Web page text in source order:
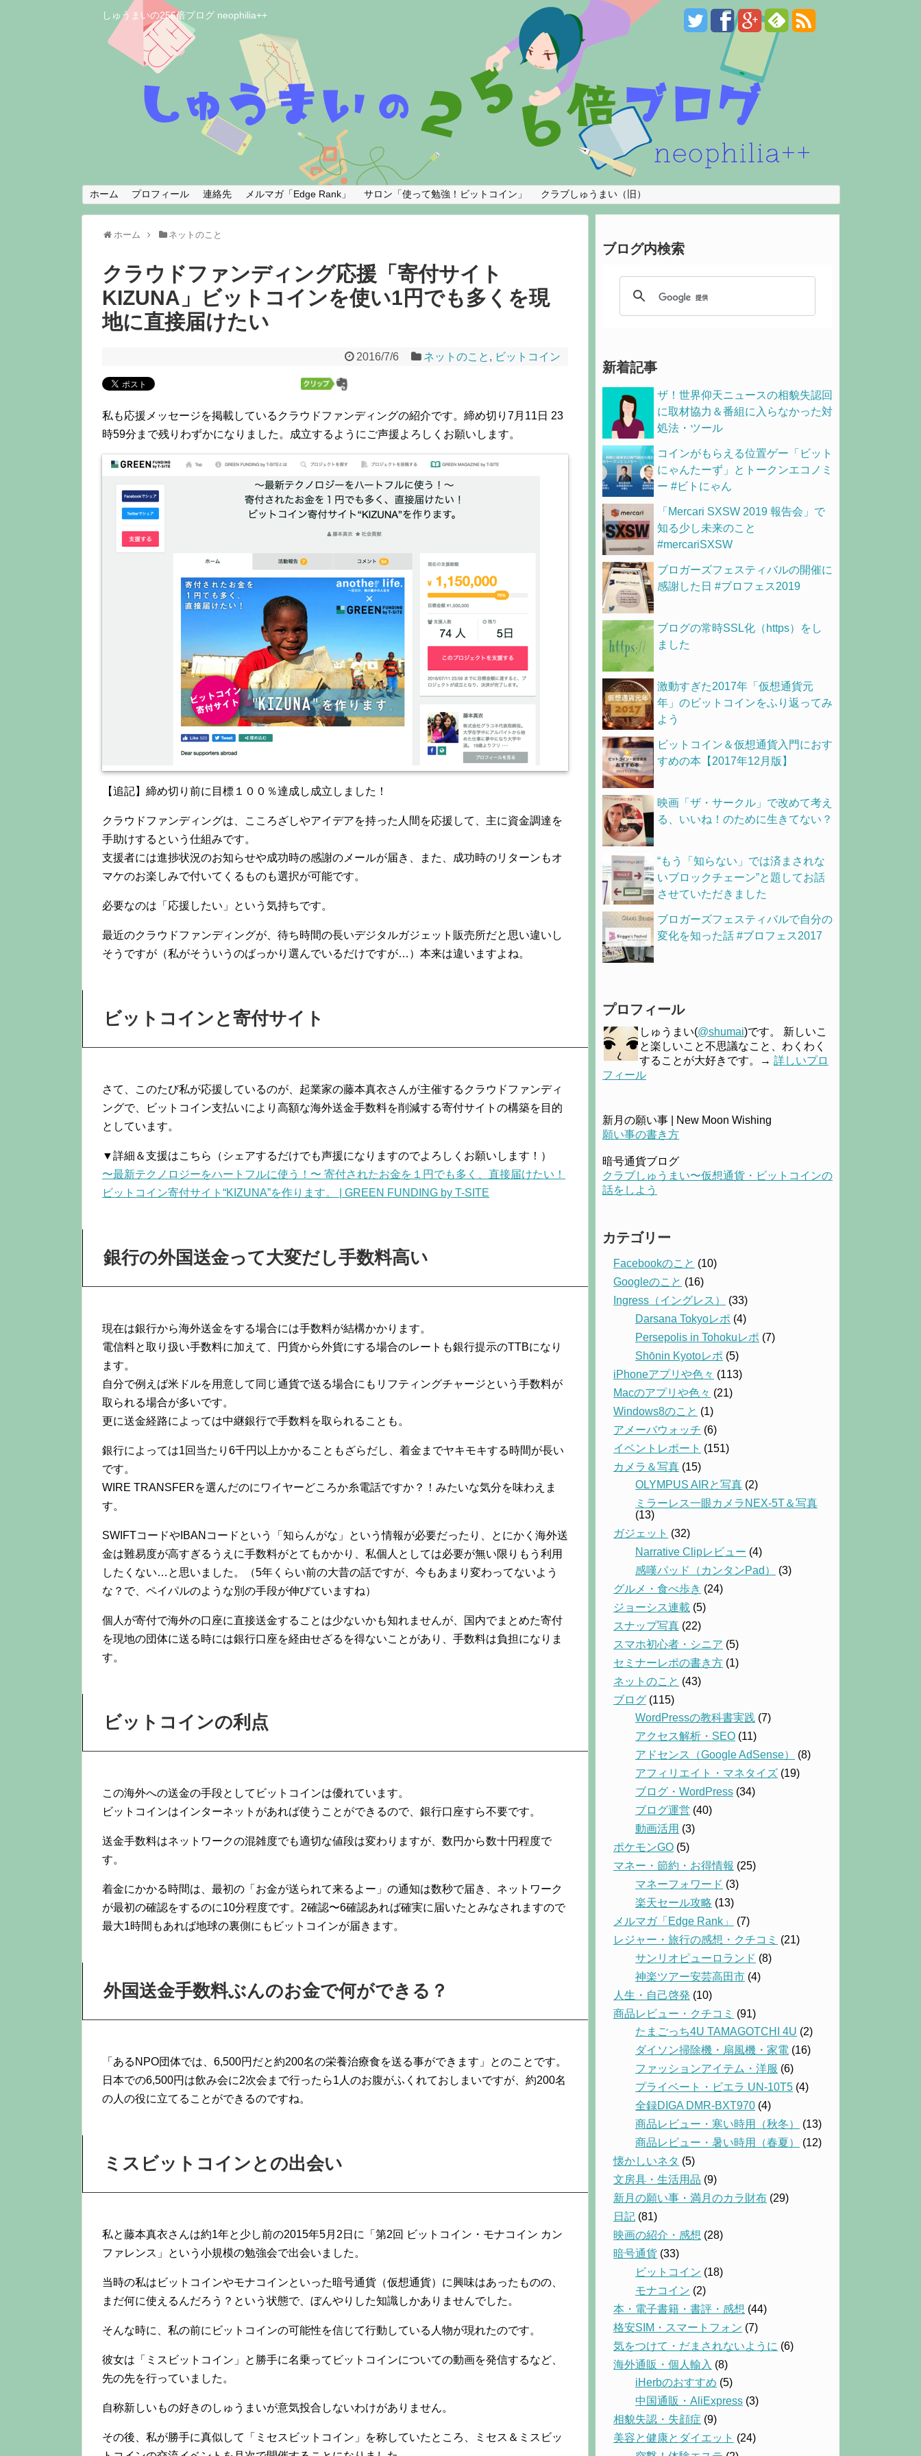
しゅうまいの256倍ブログ neophilia++
ホーム プロフィール 連絡先 メルマガ「Edge Rank」 サロン「使って勉強！ビットコイン」 クラブしゅうまい（旧）
ホーム ネットのこと
クラウドファンディング応援「寄付サイト
KIZUNA」ビットコインを使い1円でも多くを現
地に直接届けたい
2016/7/6 ネットのこと , ビットコイン
私も応援メッセージを掲載しているクラウドファンディングの紹介です。締め切り7月11日 23
時59分まで残りわずかになりました。成立するようにご声援よろしくお願いします。
【追記】締め切り前に目標１００％達成し成立しました！
クラウドファンディングは、こころざしやアイデアを持った人間を応援して、主に資金調達を
手助けするという仕組みです。
支援者には進捗状況のお知らせや成功時の感謝のメールが届き、また、成功時のリターンもオ
マケのお楽しみで付いてくるものも選択が可能です。
必要なのは「応援したい」という気持ちです。
最近のクラウドファンディングが、待ち時間の長いデジタルガジェット販売所だと思い違いし
そうですが（私がそういうのばっかり選んでいるだけですが…）本来は違いますよね。
ビットコインと寄付サイト
さて、このたび私が応援しているのが、起業家の藤本真衣さんが主催するクラウドファンディ
ングで、ビットコイン支払いにより高額な海外送金手数料を削減する寄付サイトの構築を目的
としています。
▼詳細＆支援はこちら（シェアするだけでも声援になりますのでよろしくお願いします！）
〜最新テクノロジーをハートフルに使う！〜 寄付されたお金を１円でも多く、直接届けたい！
ビットコイン寄付サイト“KIZUNA”を作ります。 | GREEN FUNDING by T-SITE
銀行の外国送金って大変だし手数料高い
現在は銀行から海外送金をする場合には手数料が結構かかります。
電信料と取り扱い手数料に加えて、円貨から外貨にする場合のレートも銀行提示のTTBになり
ます。
自分で例えば米ドルを用意して同じ通貨で送る場合にもリフティングチャージという手数料が
取られる場合が多いです。
更に送金経路によっては中継銀行で手数料を取られることも。
銀行によっては1回当たり6千円以上かかることもざらだし、着金までヤキモキする時間が長い
です。
WIRE TRANSFERを選んだのにワイヤーどころか糸電話ですか？！みたいな気分を味わえま
す。
SWIFTコードやIBANコードという「知らんがな」という情報が必要だったり、とにかく海外送
金は難易度が高すぎるうえに手数料がとてもかかり、私個人としては必要が無い限りもう利用
したくない…と思いました。（5年くらい前の大昔の話ですが、今もあまり変わってないよう
な？で、ペイパルのような別の手段が伸びていますね）
個人が寄付で海外の口座に直接送金することは少ないかも知れませんが、国内でまとめた寄付
を現地の団体に送る時には銀行口座を経由せざるを得ないことがあり、手数料は負担になりま
す。
ビットコインの利点
この海外への送金の手段としてビットコインは優れています。
ビットコインはインターネットがあれば使うことができるので、銀行口座すら不要です。
送金手数料はネットワークの混雑度でも適切な値段は変わりますが、数円から数十円程度で
す。
着金にかかる時間は、最初の「お金が送られて来るよー」の通知は数秒で届き、ネットワーク
が最初の確認をするのに10分程度です。2確認〜6確認あれば確実に届いたとみなされますので
最大1時間もあれば地球の裏側にもビットコインが届きます。
外国送金手数料ぶんのお金で何ができる？
「あるNPO団体では、6,500円だと約200名の栄養治療食を送る事ができます」とのことです。
日本での6,500円は飲み会に2次会まで行ったら1人のお腹がふくれておしまいですが、約200名
の人の役に立てることができるのですね。
ミスビットコインとの出会い
私と藤本真衣さんは約1年と少し前の2015年5月2日に「第2回 ビットコイン・モナコイン カン
ファレンス」という小規模の勉強会で出会いました。
当時の私はビットコインやモナコインといった暗号通貨（仮想通貨）に興味はあったものの、
まだ何に使えるんだろう？という状態で、ぼんやりした知識しかありませんでした。
そんな時に、私の前にビットコインの可能性を信じて行動している人物が現れたのです。
彼女は「ミスビットコイン」と勝手に名乗ってビットコインについての動画を発信するなど、
先の先を行っていました。
自称新しいもの好きのしゅうまいが意気投合しないわけがありません。
その後、私が勝手に真似して「ミセスビットコイン」を称していたところ、ミセス＆ミスビッ
ブログ内検索
新着記事
ザ！世界仰天ニュースの相貌失認回
に取材協力＆番組に入らなかった対
処法・ツール
コインがもらえる位置ゲー「ビット
にゃんたーず」とトークンエコノミ
ー #ビトにゃん
「Mercari SXSW 2019 報告会」で
知る少し未来のこと
#mercariSXSW
ブロガーズフェスティバルの開催に
感謝した日 #ブロフェス2019
ブログの常時SSL化（https）をし
ました
激動すぎた2017年「仮想通貨元
年」のビットコインをふり返ってみ
よう
ビットコイン＆仮想通貨入門におす
すめの本【2017年12月版】
映画「ザ・サークル」で改めて考え
る、いいね！のために生きてない？
“もう「知らない」では済まされな
いブロックチェーン”と題してお話
させていただきました
ブロガーズフェスティバルで自分の
変化を知った話 #ブロフェス2017
プロフィール
しゅうまい(@shumai)です。 新しいこ
と楽しいこと不思議なこと、わくわく
することが大好きです。→ 詳しいプロ
フィール
新月の願い事 | New Moon Wishing
願い事の書き方
暗号通貨ブログ
クラブしゅうまい〜仮想通貨・ビットコインの
話をしよう
カテゴリー
Facebookのこと (10)
Googleのこと (16)
Ingress（イングレス）
(33)
Darsana Tokyoレポ (4)
Persepolis in Tohokuレポ (7)
Shōnin Kyotoレポ (5)
iPhoneアプリや色々 (113)
Macのアプリや色々 (21)
Windows8のこと (1)
アメーバウォッチ (6)
イベントレポート (151)
カメラ＆写真 (15)
OLYMPUS AIRと写真 (2)
ミラーレス一眼カメラNEX-5T＆写真
(13)
ガジェット (32)
Narrative Clipレビュー (4)
感嘆パッド（カンタンPad）
(3)
グルメ・食べ歩き (24)
ジョーシス連載 (5)
スナップ写真 (22)
スマホ初心者・シニア (5)
セミナーレポの書き方 (1)
ネットのこと (43)
ブログ (115)
WordPressの教科書実践 (7)
アクセス解析・SEO (11)
アドセンス（Google AdSense）
(8)
アフィリエイト・マネタイズ (19)
ブログ・WordPress (34)
ブログ運営 (40)
動画活用 (3)
ポケモンGO (5)
マネー・節約・お得情報 (25)
マネーフォワード (3)
楽天セール攻略 (13)
メルマガ「Edge Rank」
(7)
レジャー・旅行の感想・クチコミ (21)
サンリオピューロランド (8)
神楽ツアー安芸高田市 (4)
人生・自己啓発 (10)
商品レビュー・クチコミ (91)
たまごっち4U TAMAGOTCHI 4U (2)
ダイソン掃除機・扇風機・家電 (16)
ファッションアイテム・洋服 (6)
プライベート・ビエラ UN-10T5 (4)
全録DIGA DMR-BXT970 (4)
商品レビュー・寒い時用（秋冬）
(13)
商品レビュー・暑い時用（春夏）
(12)
懐かしいネタ (5)
文房具・生活用品 (9)
新月の願い事・満月のカラ財布 (29)
日記 (81)
映画の紹介・感想 (28)
暗号通貨 (33)
ビットコイン (18)
モナコイン (2)
本・電子書籍・書評・感想 (44)
格安SIM・スマートフォン (7)
気をつけて・だまされないように (6)
海外通販・個人輸入 (8)
iHerbのおすすめ (5)
中国通販・AliExpress (3)
相貌失認・失顔症 (9)
美容と健康とダイエット (24)